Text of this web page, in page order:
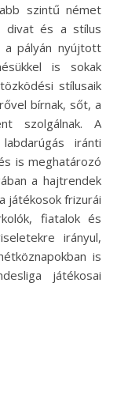
divat és a stílus
a pályán nyújtott
is sokak
stílusaik
bírnak, sőt, a
szolgálnak. A
iránti
is meghatározó
a hajtrendek
játékosok frizurái
fiatalok és
irányul,
is
játékosai